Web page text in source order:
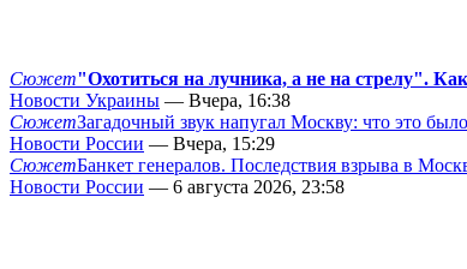
Сюжет"Охотиться на лучника, а не на стрелу".
Новости Украины — Вчера, 16:38
СюжетЗагадочный звук напугал Москву: что это было
Новости России — Вчера, 15:29
СюжетБанкет генералов. Последствия взрыва в
Новости России — 6 августа 2026, 23:58